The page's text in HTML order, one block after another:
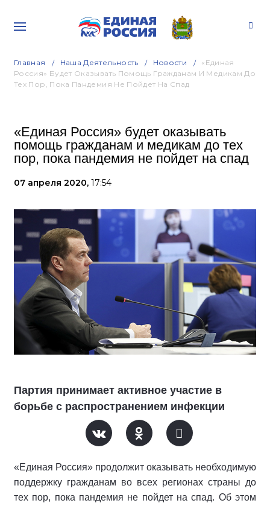
Главная Наша Деятельность Новости
«Единая
Россия» Будет Оказывать Помощь Гражданам И Медикам До
Тех Пор, Пока Пандемия Не Пойдет На Спад
«Единая Россия» будет оказывать
помощь гражданам и медикам до тех
пор, пока пандемия не пойдет на спад
07 апреля 2020, 17:54
Партия принимает активное участие в
борьбе с распространением инфекции
«Единая Россия» продолжит оказывать необходимую
поддержку гражданам во всех регионах страны до
тех пор, пока пандемия не пойдет на спад. Об этом